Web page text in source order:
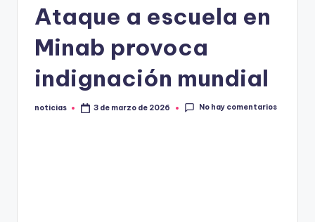
Ataque a escuela en
Minab provoca
indignación mundial
Publicado
noticias 3 de marzo de 2026 No hay comentarios